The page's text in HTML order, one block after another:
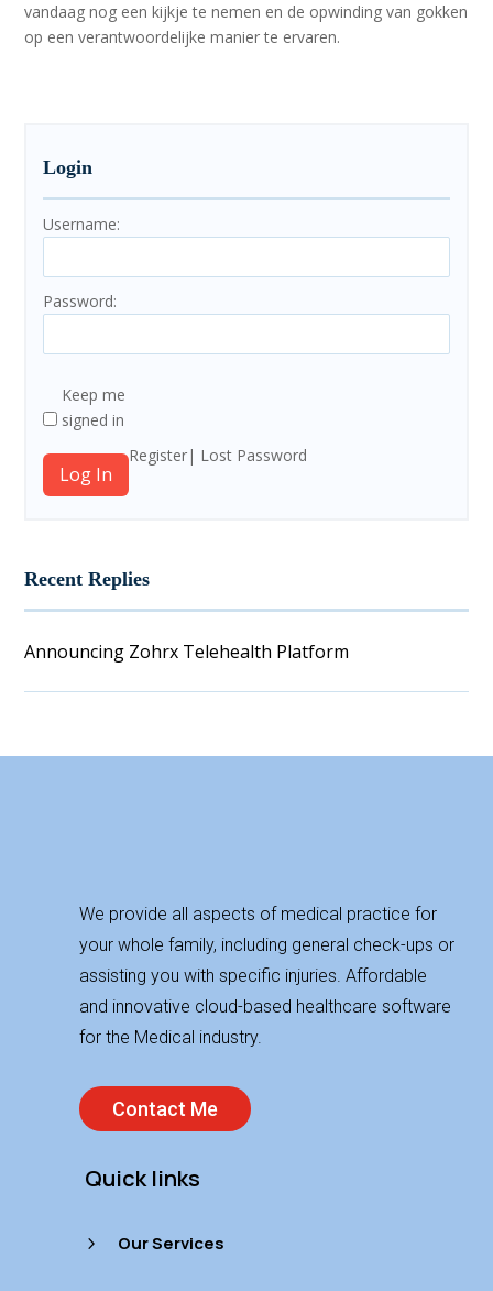
vandaag nog een kijkje te nemen en de opwinding van gokken
op een verantwoordelijke manier te ervaren.
Login
Username:
Password:
Keep me
signed in
Log In
Register Lost Password
Recent Replies
Announcing Zohrx Telehealth Platform
We provide all aspects of medical practice for
your whole family, including general check-ups or
assisting you with specific injuries. Affordable
and innovative cloud-based healthcare software
for the Medical industry.
Contact Me
Quick links
5 Our Services